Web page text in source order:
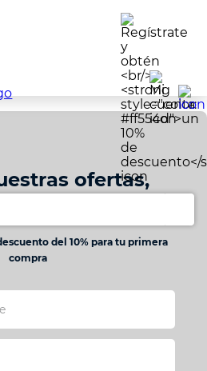
ofertas,
y promociones
del 10% para tu primera
compra